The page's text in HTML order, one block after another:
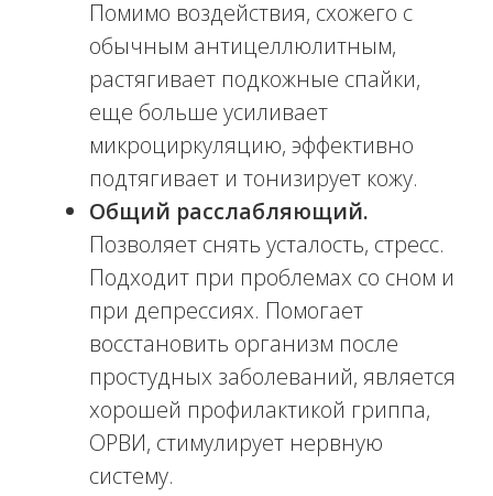
специализированных гелей, кремов
и лосьонов на основе натуральных
компонентов. Препараты, которые
используются в ходе процедуры
отличаются высокой биологической
активностью и помогают
избавиться от лишнего веса,
целлюлита, расслабиться,
эффективно бороться со стрессом,
но и запустить процессы коррекции
фигуры.
Термоактивное обертывание.
Этот вид обертывания разработан
для эффективного ухода за телом. В
используемых составах содержатся
уникальные стимуляторы, которые
активизируют обменные процессы
в тканях. Для каждой зоны тела при
обертывании используются разные
гели, которые обеспечивают
наилучший эффект.